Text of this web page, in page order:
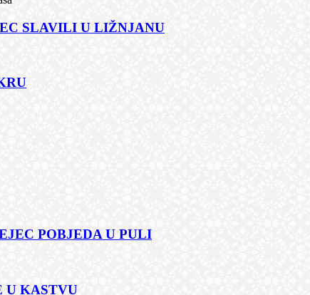
SLAVILI U LIŽNJANU
POBJEDA U PULI
U KASTVU